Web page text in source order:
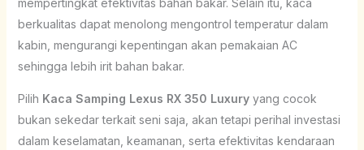
berkualitas dapat menolong mengontrol temperatur dalam
kabin, mengurangi kepentingan akan pemakaian AC
sehingga lebih irit bahan bakar.
Pilih Kaca Samping Lexus RX 350 Luxuryyang cocok
bukan sekedar terkait seni saja, akan tetapi perihal investasi
dalam keselamatan, keamanan, serta efektivitas kendaraan